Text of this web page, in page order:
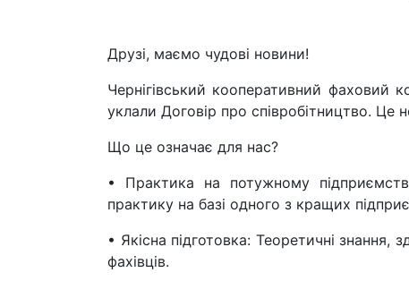
Друзі, маємо чудові новини!
Чернігівський кооперативний фаховий
уклали Договір про співробітництво. Це
Що це означає для нас?
• Практика на потужному
практику на базі одного з кращих
• Якісна підготовка: Теоретичні знання,
фахівців.